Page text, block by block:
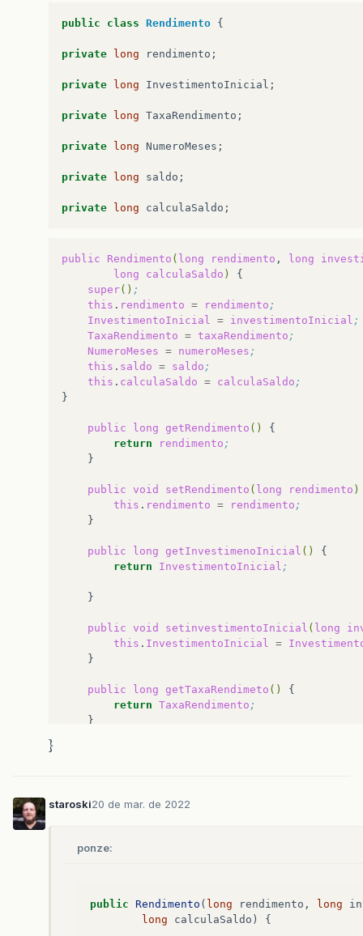
public class Rendimento {
private long rendimento ;
private long InvestimentoInicial ;
private long TaxaRendimento ;
private long NumeroMeses ;
private long saldo ;
private long calculaSaldo ;
public Rendimento ( long rendimento , long
long
calculaSaldo )
super() ;
this . rendimento = rendimento ;
InvestimentoInicial
= investimentoInicial ;
TaxaRendimento = taxaRendimento ;
NumeroMeses = numeroMeses ;
this . saldo = saldo ;
this . calculaSaldo = calculaSaldo ;
}
public long getRendimento ()
return
rendimento ;
}
public void setRendimento ( long rendimento )
this . rendimento = rendimento ;
public long getInvestimenoInicial ()
return
InvestimentoInicial ;
public void setinvestimentoInicial ( long
this . InvestimentoInicial =
}
public long getTaxaRendimeto ()
return TaxaRendimento ;
}
staroski20 de mar. de 2022
ponze:
public Rendimento ( long rendimento , long
long
calculaSaldo ) {